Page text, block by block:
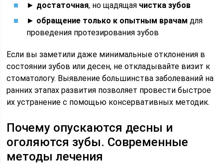
► достаточная, но щадящая чистка зубов
► обращение только к опытным врачам для
проведения протезирования зубов
Если вы заметили даже минимальные отклонения в
состоянии зубов или десен, не откладывайте визит к
стоматологу. Выявление большинства заболеваний на
ранних этапах развития позволяет провести быстрое
их устранение с помощью консервативных методик.
Почему опускаются десны и
оголяются зубы. Современные
методы лечения